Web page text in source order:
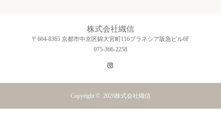
株式会社織信
〒604-8365 京都市中京区錦大宮町116プラネシア阪急ビル6F
075-366-2258
Copyright © 2026株式会社織信